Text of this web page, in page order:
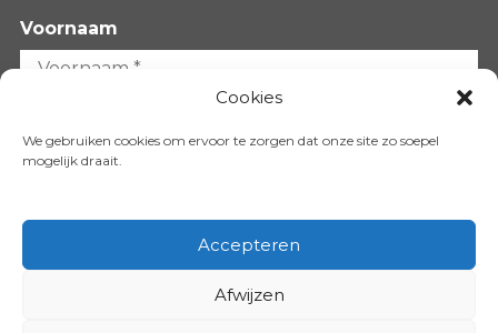
Cookies
We gebruiken cookies om ervoor te zorgen dat onze site zo soepel
mogelijk draait.
Accepteren
Afwijzen
Voornaam
VOLG ONS OP: